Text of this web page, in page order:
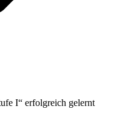
I“ erfolgreich gelernt